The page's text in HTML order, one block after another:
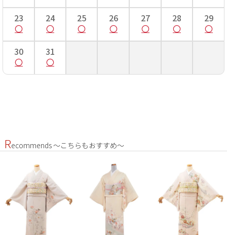
身
丈
身丈は着物の衿の付け根から裾までの長さになります。
女性の場合、着物の身丈はご自分の身長と同じくらいの長
さがちょうど良い長さとされていますが、レンタル商品で
は身丈が長めになる場合が多いので、おはしょりで調節し
袖
袖丈は袖の上端から下端までの長さになります。
23 24 25 26 27 28 29
30 31
Recommends ～こちらもおすすめ～